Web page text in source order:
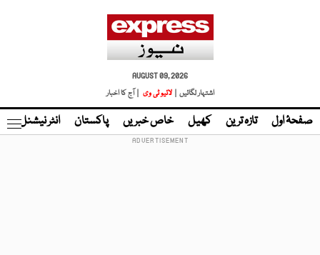
AUGUST 09, 2026
اشتہار لگائیں |
لائیو ٹی وی | آج کا اخبار
صفحۂ اول تازہ ترین کھیل خاص خبریں پاکستان انٹر نیشنل